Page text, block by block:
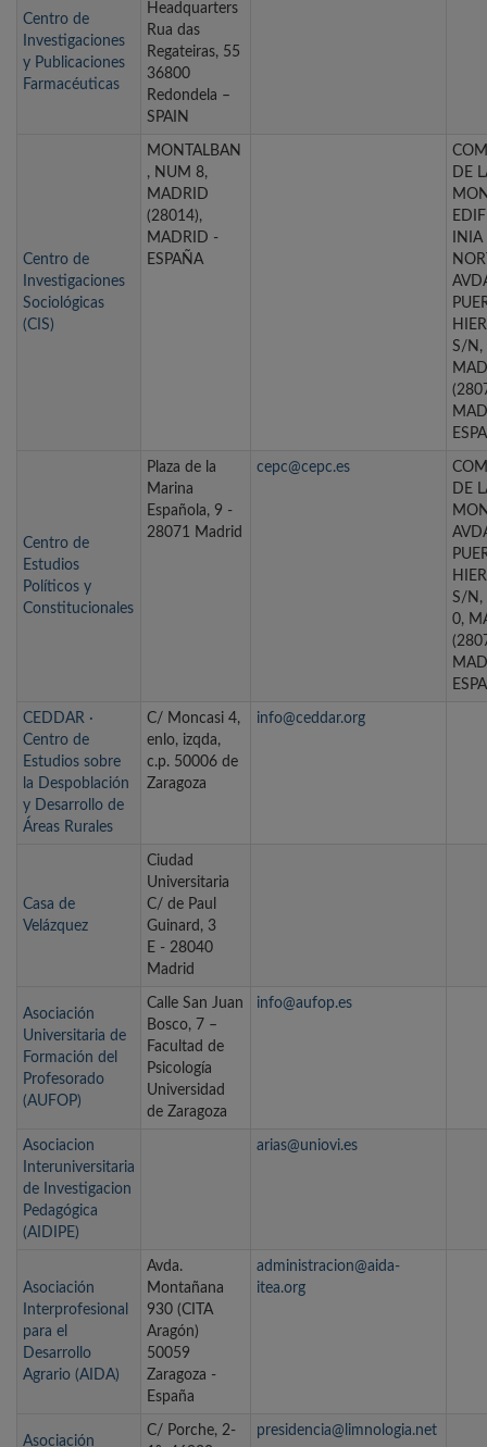
Centro de
Investigaciones
y Publicaciones
Farmacéuticas
Headquarters
Rua das
Regateiras, 55
36800
Redondela –
SPAIN
Centro de
Investigaciones
Sociológicas
(CIS)
MONTALBAN
, NUM 8,
MADRID
(28014),
MADRID -
ESPAÑA
DE
INIA
S/N,
Centro de
Estudios
Políticos y
Constitucionales
Plaza de la
Marina
Española, 9 -
28071 Madrid
cepc@cepc.es
DE
S/N,
0,
CEDDAR ·
Centro de
Estudios sobre
la Despoblación
y Desarrollo de
Áreas Rurales
C/ Moncasi 4,
enlo, izqda,
c.p. 50006 de
Zaragoza
info@ceddar.org
Casa de
Velázquez
Ciudad
Universitaria
C/ de Paul
Guinard, 3
E - 28040
Madrid
Asociación
Universitaria de
Formación del
Profesorado
(AUFOP)
Calle San Juan
Bosco, 7 –
Facultad de
Psicología
Universidad
de Zaragoza
info@aufop.es
Asociacion
Interuniversitaria
de Investigacion
Pedagógica
(AIDIPE)
arias@uniovi.es
Asociación
Interprofesional
para el
Desarrollo
Agrario (AIDA)
Avda.
Montañana
930 (CITA
Aragón)
50059
Zaragoza -
España
administracion@aida-
itea.org
Asociación
C/ Porche, 2-
presidencia@limnologia.net